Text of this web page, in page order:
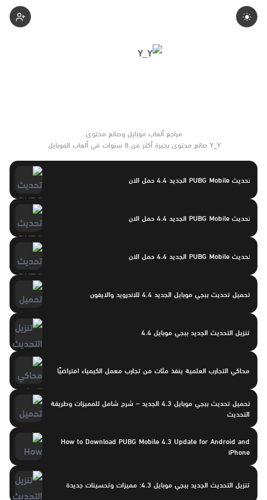
Y_Y صانع محتوى بخبرة أكثر من 8 سنوات في ألعاب الموبايل
تحديث PUBG Mobile الجديد 4.4 حمل الان
تحديث PUBG Mobile الجديد 4.4 حمل الان
تحديث PUBG Mobile الجديد 4.4 حمل الان
تحميل تحديث ببجي موبايل الجديد 4.4 للاندرويد والايفون
تنزيل التحديث الجديد ببجي موبايل 4.4
محاكي التجارب العلمية ينفذ مئات من تجارب معمل الكيمياء افتراضيًا
تحميل تحديث ببجي موبايل 4.3 الجديد – شرح شامل للمميزات وطريقة
التحديث
How to Download PUBG Mobile 4.3 Update for Android and
iPhone
تنزيل التحديث الجديد ببجي موبايل 4.3: مميزات وتحسينات جديدة